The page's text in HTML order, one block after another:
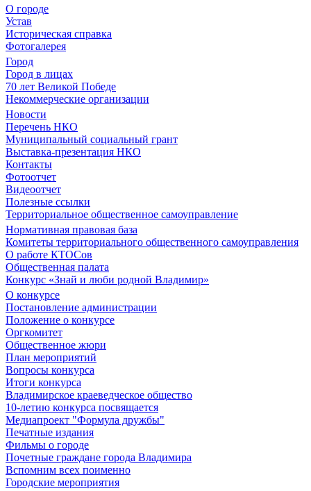
О городе
Устав
Историческая справка
Фотогалерея
Город
Город в лицах
70 лет Великой Победе
Некоммерческие организации
Новости
Перечень НКО
Муниципальный социальный грант
Выставка-презентация НКО
Контакты
Фотоотчет
Видеоотчет
Полезные ссылки
Территориальное общественное самоуправление
Нормативная правовая база
Комитеты территориального общественного самоуправления
О работе КТОСов
Общественная палата
Конкурс «Знай и люби родной Владимир»
О конкурсе
Постановление администрации
Положение о конкурсе
Оргкомитет
Общественное жюри
План мероприятий
Вопросы конкурса
Итоги конкурса
Владимирское краеведческое общество
10-летию конкурса посвящается
Медиапроект "Формула дружбы"
Печатные издания
Фильмы о городе
Почетные граждане города Владимира
Вспомним всех поименно
Городские мероприятия